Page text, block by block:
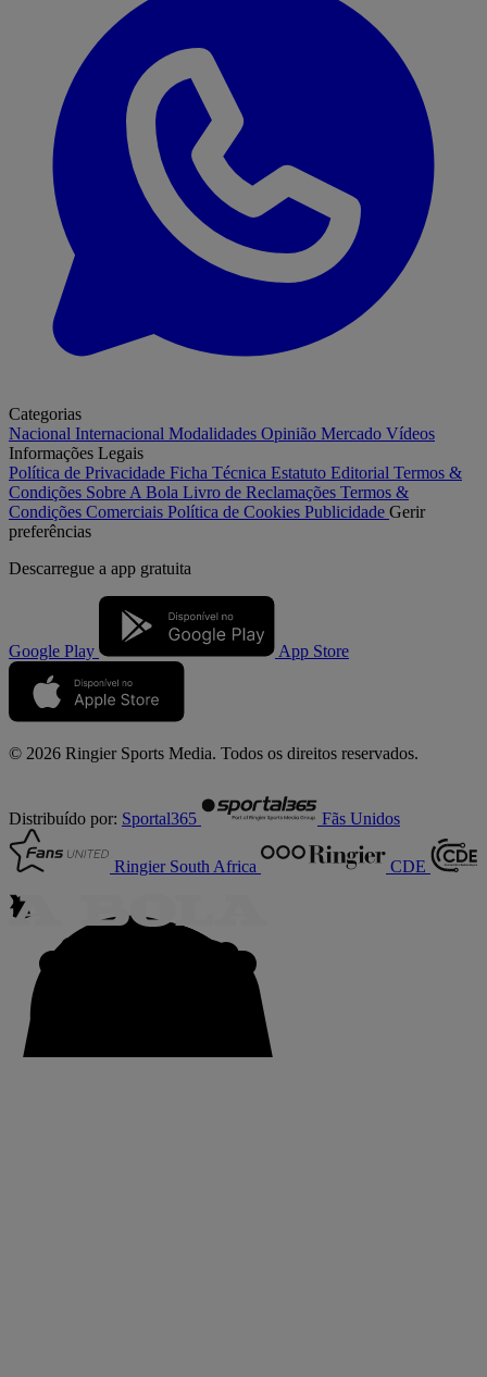
Categorias
Nacional Internacional Modalidades Opinião Mercado Vídeos
Informações Legais
Política de Privacidade Ficha Técnica Estatuto Editorial Termos &
Condições Sobre A Bola Livro de Reclamações Termos &
Condições Comerciais Política de Cookies Publicidade Gerir
preferências
Descarregue a app gratuita
Google Play App Store
© 2026 Ringier Sports Media. Todos os direitos reservados.
Distribuído por: Sportal365 Fãs Unidos
Ringier South Africa CDE